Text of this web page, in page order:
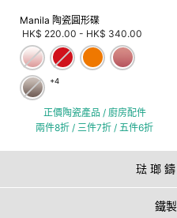
Manila 陶瓷圓形碟
HK$ 220.00 - HK$ 340.00
+4
正價陶瓷產品 / 廚房配件
兩件8折 / 三件7折 / 五件6折
琺 瑯
鐵